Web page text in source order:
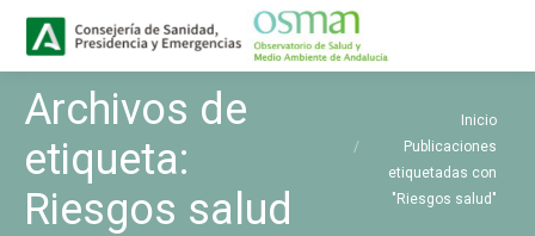
Archivos de
etiqueta:
Riesgos salud
Inicio
Publicaciones
etiquetadas con
"Riesgos salud"